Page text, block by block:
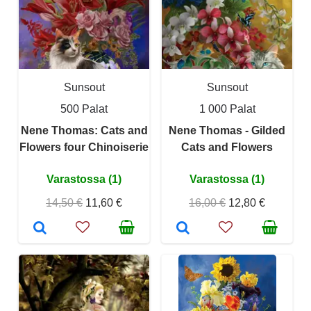
Sunsout
500 Palat
Nene Thomas: Cats and
Flowers four Chinoiserie
Varastossa (1)
14,50 € 11,60 €
Sunsout
1 000 Palat
Nene Thomas - Gilded
Cats and Flowers
Varastossa (1)
16,00 € 12,80 €